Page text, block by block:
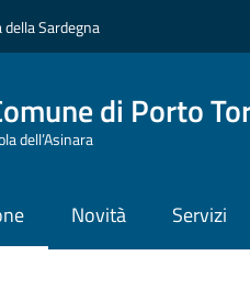
Sardegna
di Porto
dell’Asinara
Novità Servizi